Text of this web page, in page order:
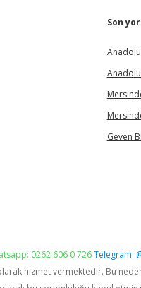
Son
Geven
0262 606 0 726Telegram:
olarak hizmet vermektedir. Bu